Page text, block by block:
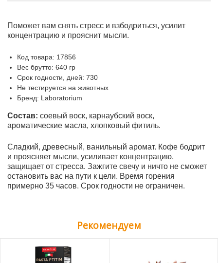
Поможет вам снять стресс и взбодриться, усилит
концентрацию и прояснит мысли.
Код товара: 17856
Вес брутто: 640 гр
Срок годности, дней: 730
Не тестируется на животных
Бренд: Laboratorium
Состав: соевый воск, карнаубский воск,
ароматические масла, хлопковый фитиль.
Сладкий, древесный, ванильный аромат. Кофе бодрит
и проясняет мысли, усиливает концентрацию,
защищает от стресса. Зажгите свечу и ничто не сможет
остановить вас на пути к цели. Время горения
примерно 35 часов. Срок годности не ограничен.
Рекомендуем